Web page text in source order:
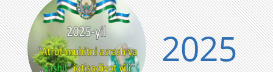
2025